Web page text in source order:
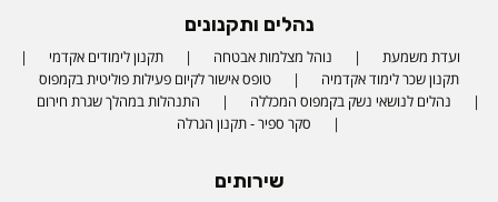
נהלים ותקנונים
ועדת משמעת נוהל מצלמות אבטחה
תקנון לימודים אקדמי
תקנון שכר לימוד אקדמיה
טופס אישור לקיום פעילות פוליטית בקמפוס
נהלים לנושאי נשק בקמפוס המכללה
התנהלות במהלך שגרת חירום
סקר ספיר - תקנון הגרלה
שירותים